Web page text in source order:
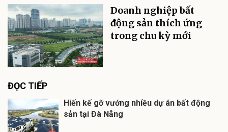
Doanh nghiệp bất
động sản thích ứng
trong chu kỳ mới
ĐỌC TIẾP
Hiến kế gỡ vướng nhiều dự án bất động
sản tại Đà Nẵng